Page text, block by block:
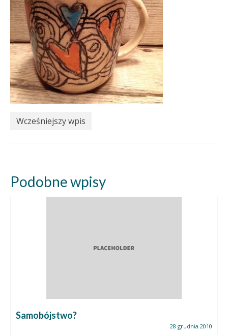
Wcześniejszy wpis
Podobne wpisy
Samobójstwo?
28 grudnia 2010